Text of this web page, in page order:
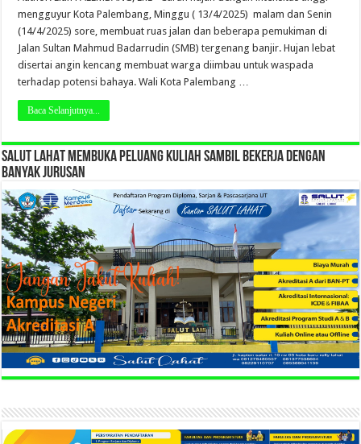
mengguyur Kota Palembang, Minggu ( 13/4/2025) malam dan Senin
(14/4/2025) sore, membuat ruas jalan dan beberapa pemukiman di
Jalan Sultan Mahmud Badarrudin (SMB) tergenang banjir. Hujan lebat
disertai angin kencang membuat warga diimbau untuk waspada
terhadap potensi bahaya. Wali Kota Palembang …
Baca Selanjutnya...
SALUT LAHAT MEMBUKA PELUANG KULIAH SAMBIL BEKERJA DENGAN
BANYAK JURUSAN